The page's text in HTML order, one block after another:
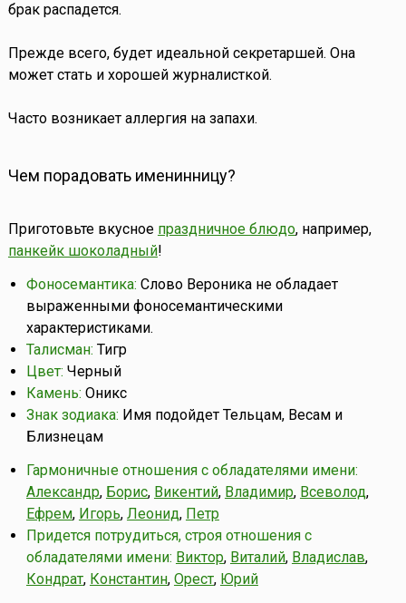
брак распадется.
Прежде всего, будет идеальной секретаршей. Она
может стать и хорошей журналисткой.
Часто возникает аллергия на запахи.
Чем порадовать именинницу?
Приготовьте вкусное праздничное блюдо, например,
панкейк шоколадный!
Фоносемантика: Слово Вероника не обладает
выраженными фоносемантическими
характеристиками.
Талисман: Тигр
Цвет: Черный
Камень: Оникс
Знак зодиака: Имя подойдет Тельцам, Весам и
Близнецам
Гармоничные отношения с обладателями имени:
Александр, Борис, Викентий, Владимир, Всеволод,
Ефрем, Игорь, Леонид, Петр
Придется потрудиться, строя отношения с
обладателями имени: Виктор, Виталий, Владислав,
Кондрат, Константин, Орест, Юрий